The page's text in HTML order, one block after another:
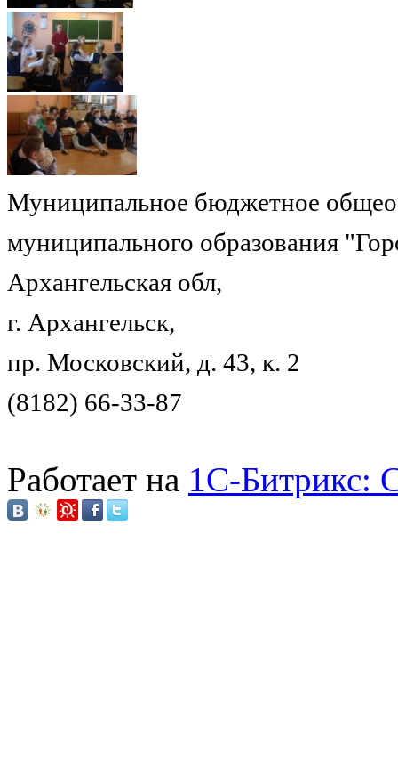
Муниципальное бюджетное
муниципального образования
Архангельская обл,
г. Архангельск,
пр. Московский, д. 43, к. 2
(8182) 66-33-87
Работает на 1C-Битрикс: